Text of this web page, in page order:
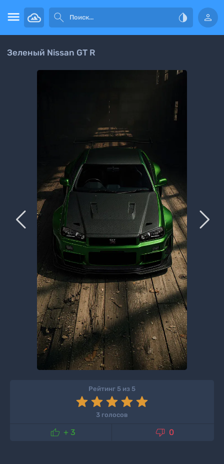
   
Зеленый Nissan GT R
 
Рейтинг 5 из 5
3 голосов
 + 3  0